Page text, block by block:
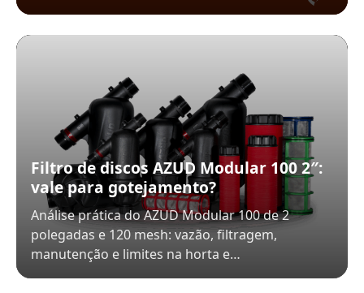
Filtro de discos AZUD Modular 100 2″:
vale para gotejamento?
Análise prática do AZUD Modular 100 de 2
polegadas e 120 mesh: vazão, filtragem,
manutenção e limites na horta e…